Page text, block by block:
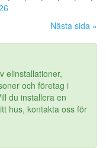
Nästa sida »
elinstallationer,
och företag i
du installera en
hus, kontakta oss för